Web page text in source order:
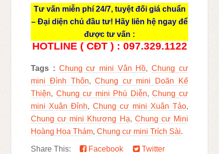
Tư vấn miễn phí 24/7, tuyệt đối giá chuẩn
– Đại diện chủ đầu tư! Hãy liên hệ ngay để
được tư vấn :
HOTLINE ( CĐT ) : 097.329.1122
Tags : Chung cư mini Vân Hồ, Chung cư
mini Đình Thôn,Chung cư mini Doãn Kế
Thiện, Chung cư mini Phú Diễn,Chung cư
mini Xuân Đỉnh,Chung cư mini Xuân Tảo,
Chung cư mini Khương Hạ, Chung cư Mini
Hoàng Hoa Thám,Chung cư mini Trích Sài.
Share This: Facebook
Twitter